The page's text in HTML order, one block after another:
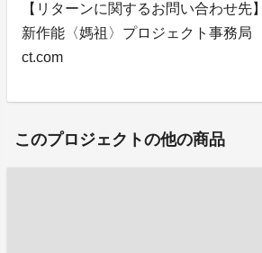
【リターンに関するお問い合わせ先】
新作能〈媽祖〉プロジェクト事務
ct.com
このプロジェクトの他の商品